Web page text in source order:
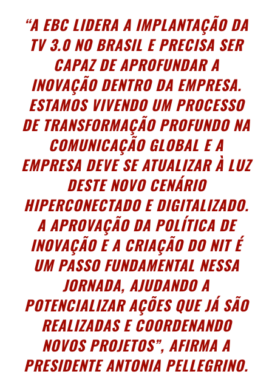
“A EBCLIDERA A IMPLANTAÇÃO DA
TV 3.0 NO BRASIL E PRECISA SER
CAPAZ DE APROFUNDAR A
INOVAÇÃO DENTRO DA EMPRESA.
ESTAMOS VIVENDO UM PROCESSO
DE TRANSFORMAÇÃO PROFUNDO NA
COMUNICAÇÃO GLOBAL E A
EMPRESA DEVE SE ATUALIZAR À LUZ
DESTE NOVO CENÁRIO
HIPERCONECTADO E DIGITALIZADO.
A APROVAÇÃO DA POLÍTICA DE
INOVAÇÃO E A CRIAÇÃO DO NIT É
UM PASSO FUNDAMENTAL NESSA
JORNADA, AJUDANDO A
POTENCIALIZAR AÇÕES QUE JÁ SÃO
REALIZADAS E COORDENANDO
NOVOS PROJETOS”, AFIRMA A
PRESIDENTE ANTONIA PELLEGRINO.